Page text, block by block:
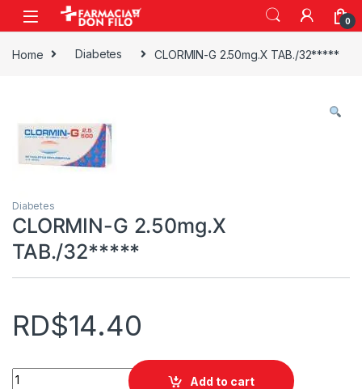
0
Home Diabetes CLORMIN-G 2.50mg.X TAB./32*****
Diabetes
CLORMIN-G 2.50mg.X
TAB./32*****
RD$14.40
CLORMIN-G 2.50mg.X TAB./32***** quantity
Add to cart